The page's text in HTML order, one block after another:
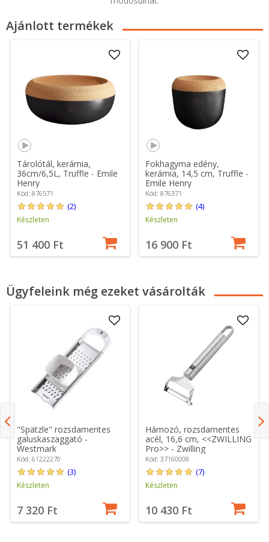
Ajánlott termékek
Tárolótál, kerámia,
36cm/6,5L, Truffle - Emile
Henry
Kód: 876571
(2)
Készleten
51 400 Ft
Fokhagyma edény,
kerámia, 14,5 cm, Truffle -
Emile Henry
Kód: 876371
(4)
Készleten
16 900 Ft
Ügyfeleink még ezeket vásárolták
"Spätzle" rozsdamentes
galuskaszaggató -
Westmark
Kód: 61222270
(3)
Készleten
7 320 Ft
Hámozó, rozsdamentes
acél, 16,6 cm, <<ZWILLING
Pro>> - Zwilling
Kód: 37160008
(7)
Készleten
10 430 Ft